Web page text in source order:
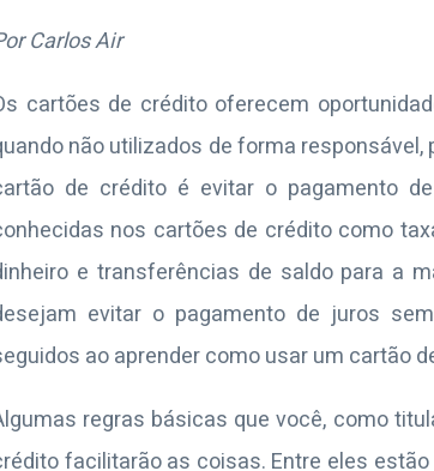
Carlos Air
cartões de crédito oferecem
não utilizados de forma
de crédito é evitar o pagamento
nos cartões de crédito como
e transferências de saldo para a
evitar o pagamento de juros
ao aprender como usar um cartão
regras básicas que você, como
facilitarão as coisas. Entre eles